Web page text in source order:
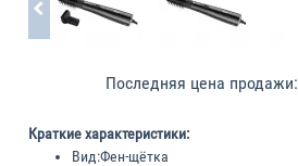
Последняя цена продажи:
Краткие характеристики:
Вид:Фен-щётка